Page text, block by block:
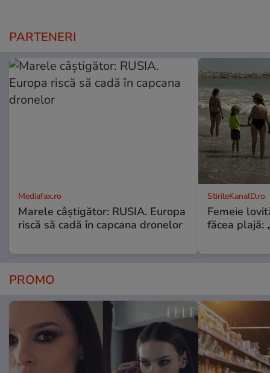
PARTENERI
Mediafax.ro
Marele câștigător: RUSIA. Europa
riscă să cadă în capcana dronelor
StirileKanalD.ro
Femeie
făcea plajă:
PROMO